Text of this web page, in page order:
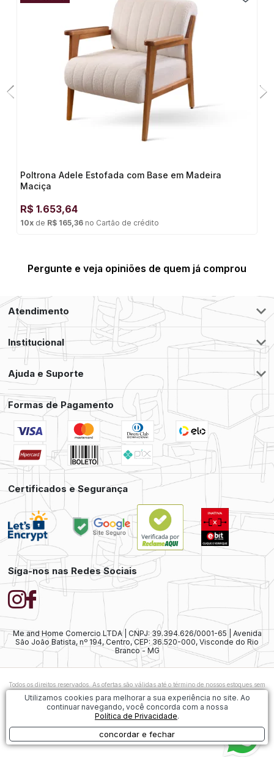
Poltrona Adele Estofada com Base em Madeira
Maciça
R$ 1.653,64
10x de R$ 165,36 no Cartão de crédito
Pergunte e veja opiniões de quem já comprou
Atendimento
Institucional
Ajuda e Suporte
Formas de Pagamento
Certificados e Segurança
Síga-nos nas Redes Sociais
Me and Home Comercio LTDA | CNPJ: 39.394.626/0001-65 | Avenida
São João Batista, nº 194, Centro, CEP: 36.520-000, Visconde do Rio
Branco - MG
Todos os direitos reservados. As ofertas são válidas até o término de nossos estoques sem
prévio aviso. As vendas ainda estão sujeitas à análise e confirmação de dados.
exista alguma diferença nos preços ofertados, será considerado válido o preço do
Carrinho de Compras. As imagens dos produtos são meramente ilustrativas.
Utilizamos cookies para melhorar a sua experiência no site. Ao
continuar navegando, você concorda com a nossa
Política de Privacidade.
concordar e fechar